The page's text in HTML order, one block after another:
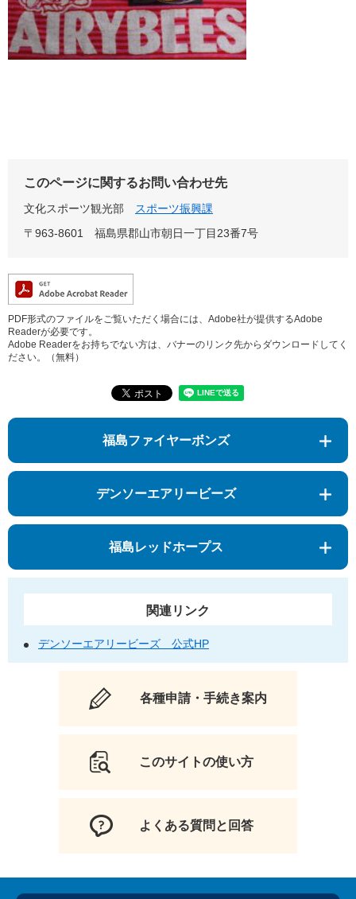
このページに関するお問い合わせ先
文化スポーツ観光部
スポーツ振興課
〒963-8601
福島県郡山市朝日一丁目23番7号
PDF形式のファイルをご覧いただく場合には、Adobe社が提供するAdobe
Readerが必要です。
Adobe Readerをお持ちでない方は、バナーのリンク先からダウンロードしてく
ださい。（無料）
福島ファイヤーボンズ
デンソーエアリービーズ
福島レッドホープス
関連リンク
デンソーエアリービーズ 公式HP
各種申請・手続き案内
このサイトの使い方
よくある質問と回答